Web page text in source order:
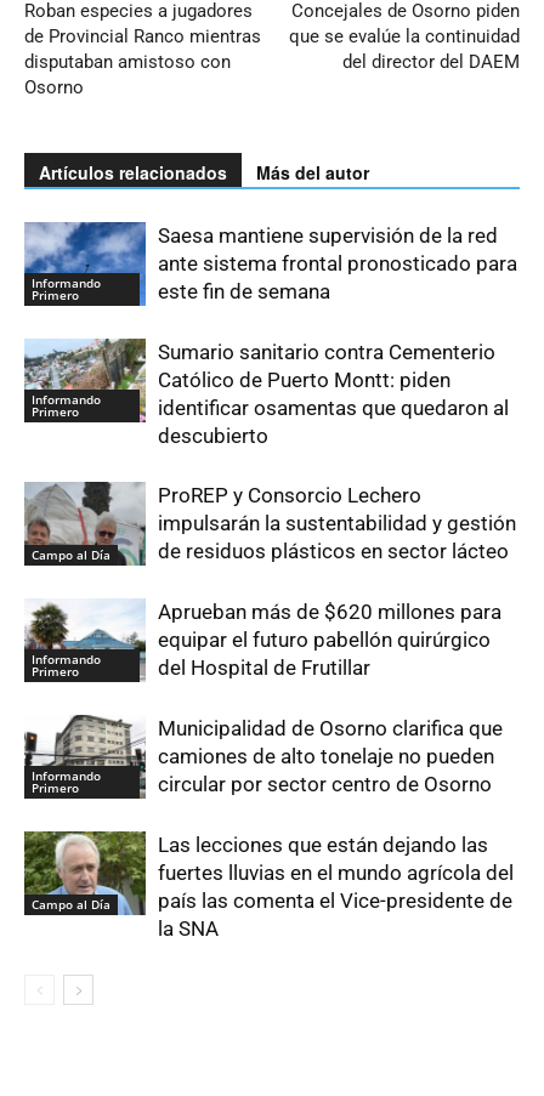
Roban especies a jugadores
de Provincial Ranco mientras
disputaban amistoso con
Osorno
Concejales de Osorno piden
que se evalúe la continuidad
del director del DAEM
Artículos relacionados Más del autor
Informando
Primero
Saesa mantiene supervisión de la red
ante sistema frontal pronosticado para
este fin de semana
Informando
Primero
Sumario sanitario contra Cementerio
Católico de Puerto Montt: piden
identificar osamentas que quedaron al
descubierto
Campo al Día
ProREP y Consorcio Lechero
impulsarán la sustentabilidad y gestión
de residuos plásticos en sector lácteo
Informando
Primero
Aprueban más de $620 millones para
equipar el futuro pabellón quirúrgico
del Hospital de Frutillar
Informando
Primero
Municipalidad de Osorno clarifica que
camiones de alto tonelaje no pueden
circular por sector centro de Osorno
Campo al Día
Las lecciones que están dejando las
fuertes lluvias en el mundo agrícola del
país las comenta el Vice-presidente de
la SNA